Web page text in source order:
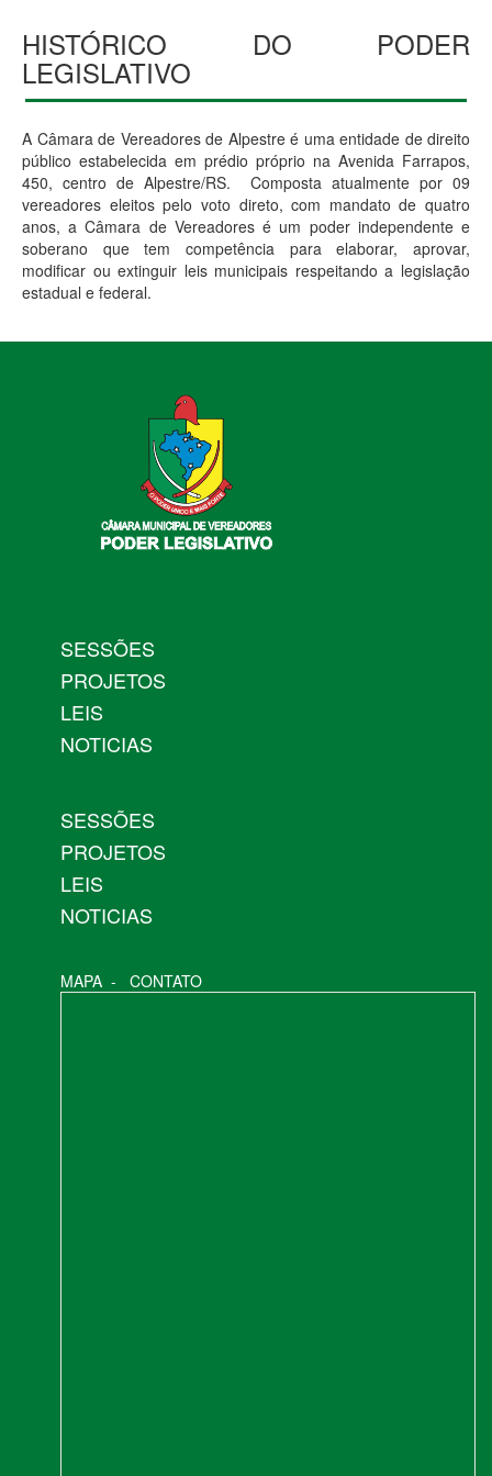
HISTÓRICO DO PODER
LEGISLATIVO
A Câmara de Vereadores de Alpestre é uma entidade de direito
público estabelecida em prédio próprio na Avenida Farrapos,
450, centro de Alpestre/RS. Composta atualmente por 09
vereadores eleitos pelo voto direto, com mandato de quatro
anos, a Câmara de Vereadores é um poder independente e
soberano que tem competência para elaborar, aprovar,
modificar ou extinguir leis municipais respeitando a legislação
estadual e federal.
SESSÕES
PROJETOS
LEIS
NOTICIAS
SESSÕES
PROJETOS
LEIS
NOTICIAS
MAPA - CONTATO